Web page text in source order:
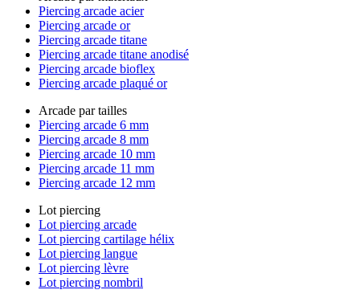
Piercing arcade acier
Piercing arcade or
Piercing arcade titane
Piercing arcade titane anodisé
Piercing arcade bioflex
Piercing arcade plaqué or
Arcade par tailles
Piercing arcade 6 mm
Piercing arcade 8 mm
Piercing arcade 10 mm
Piercing arcade 11 mm
Piercing arcade 12 mm
Lot piercing
Lot piercing arcade
Lot piercing cartilage hélix
Lot piercing langue
Lot piercing lèvre
Lot piercing nombril